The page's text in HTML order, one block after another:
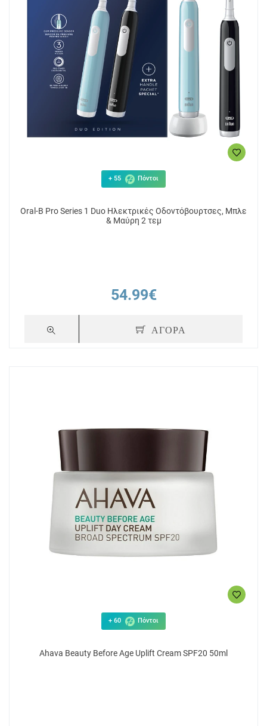
+ 55 Πόντοι
Oral-B Pro Series 1 Duo Ηλεκτρικές Οδοντόβουρτσες, Μπλε
& Μαύρη 2 τεμ
54.99€
ΑΓΟΡΑ
+ 60 Πόντοι
Ahava Beauty Before Age Uplift Cream SPF20 50ml